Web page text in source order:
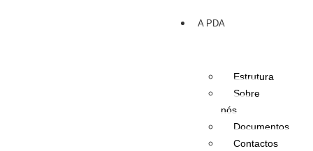
A PDA
Estrutura
Sobre
nós
Documentos
Contactos